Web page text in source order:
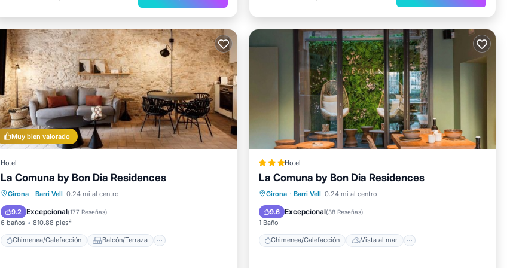
Muy bien valorado
Hotel
La Comuna by Bon Dia Residences
Girona · Barri Vell 0.24 mi al centro
9.2 Excepcional(177 Reseñas)
6 baños 810.88 pies²
Chimenea/Calefacción Balcón/Terraza
Chimenea/Calefacción
Desayuno
Se admiten mascotas
Hotel
La Comuna by Bon Dia Residences
Girona · Barri Vell 0.24 mi al centro
9.6 Excepcional(38 Reseñas)
1 Baño
Chimenea/Calefacción Vista al mar
Chimenea/Calefacción
Balcón/Terraza